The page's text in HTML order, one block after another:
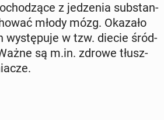
z je­dze­nia sub­stan­
młody mózg. Okazało
wy­stę­pu­je w tzw. diecie śród­
są m.in. zdrowe tłusz­